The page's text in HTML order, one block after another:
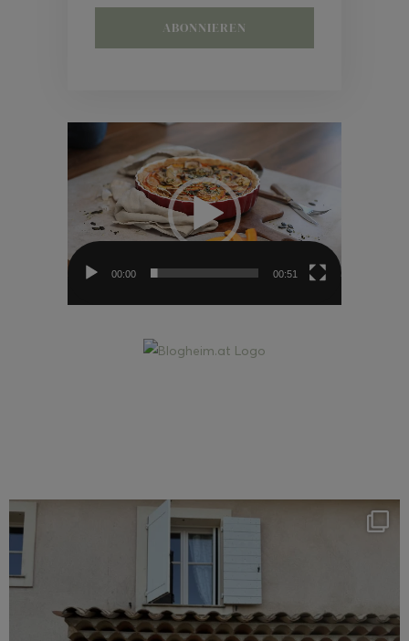
Video-
00:00 00:51